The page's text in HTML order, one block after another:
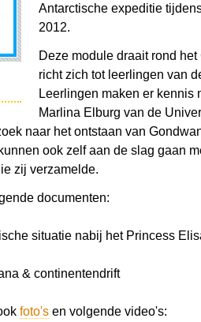
Antarctische expeditie
2012.
Deze module draait rond
richt zich tot leerlingen van
Leerlingen maken er kennis
Marlina Elburg van de
naar het ontstaan van
ook zelf aan de slag gaan
zij verzamelde.
documenten:
situatie nabij het Princess
& continentendrift
foto's en volgende video's: